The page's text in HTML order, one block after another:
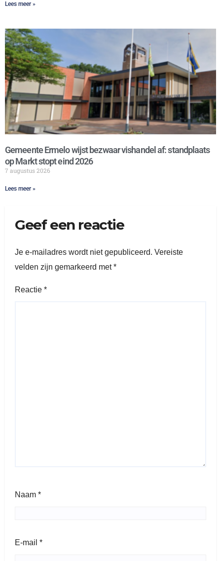
Lees meer »
Gemeente Ermelo wijst bezwaar vishandel af: standplaats
op Markt stopt eind 2026
7 augustus 2026
Lees meer »
Geef een reactie
Je e-mailadres wordt niet gepubliceerd. Vereiste
velden zijn gemarkeerd met*
Reactie *
Naam *
E-mail *